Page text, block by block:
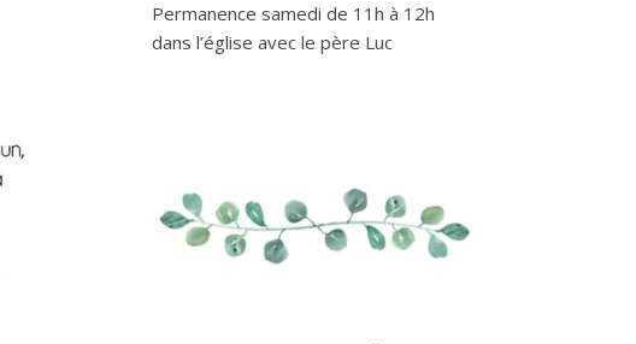
Permanence samedi de 11h à 12h
dans l’église avec le père Luc